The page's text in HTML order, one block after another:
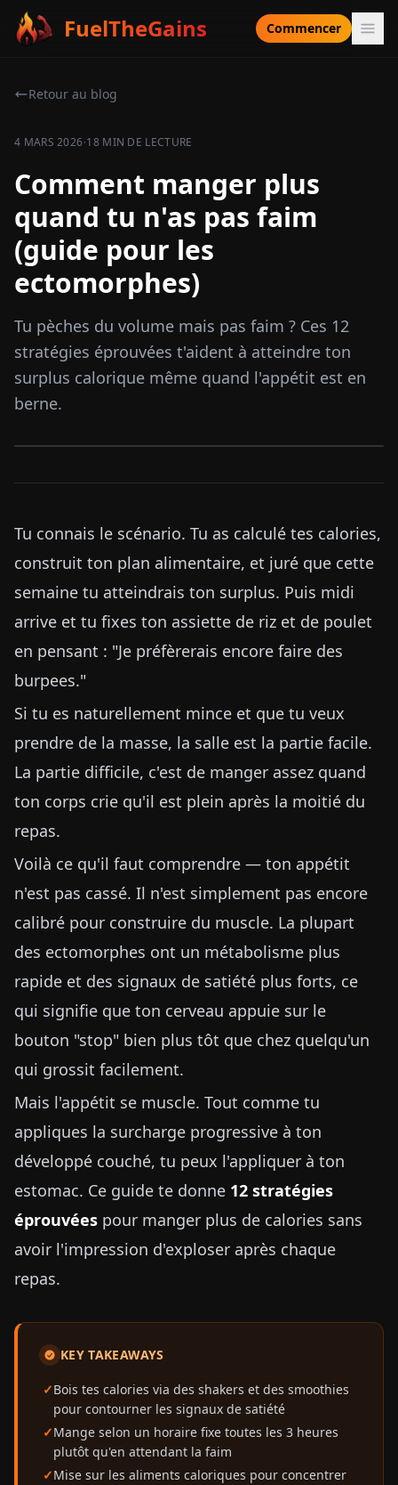
FuelTheGains Commencer
Retour au blog
4 MARS 2026·18 MIN DE LECTURE
Comment manger plus
quand tu n'as pas faim
(guide pour les
ectomorphes)
Tu pèches du volume mais pas faim ? Ces 12
stratégies éprouvées t'aident à atteindre ton
surplus calorique même quand l'appétit est en
berne.
Tu connais le scénario. Tu as calculé tes calories,
construit ton plan alimentaire, et juré que cette
semaine tu atteindrais ton surplus. Puis midi
arrive et tu fixes ton assiette de riz et de poulet
en pensant : "Je préfèrerais encore faire des
burpees."
Si tu es naturellement mince et que tu veux
prendre de la masse, la salle est la partie facile.
La partie difficile, c'est de manger assez quand
ton corps crie qu'il est plein après la moitié du
repas.
Voilà ce qu'il faut comprendre — ton appétit
n'est pas cassé. Il n'est simplement pas encore
calibré pour construire du muscle. La plupart
des ectomorphes ont un métabolisme plus
rapide et des signaux de satiété plus forts, ce
qui signifie que ton cerveau appuie sur le
bouton "stop" bien plus tôt que chez quelqu'un
qui grossit facilement.
Mais l'appétit se muscle. Tout comme tu
appliques la surcharge progressive à ton
développé couché, tu peux l'appliquer à ton
estomac. Ce guide te donne 12 stratégies
éprouvées pour manger plus de calories sans
avoir l'impression d'exploser après chaque
repas.
KEY TAKEAWAYS
Bois tes calories via des shakers et des smoothies
pour contourner les signaux de satiété
Mange selon un horaire fixe toutes les 3 heures
plutôt qu'en attendant la faim
Mise sur les aliments caloriques pour concentrer